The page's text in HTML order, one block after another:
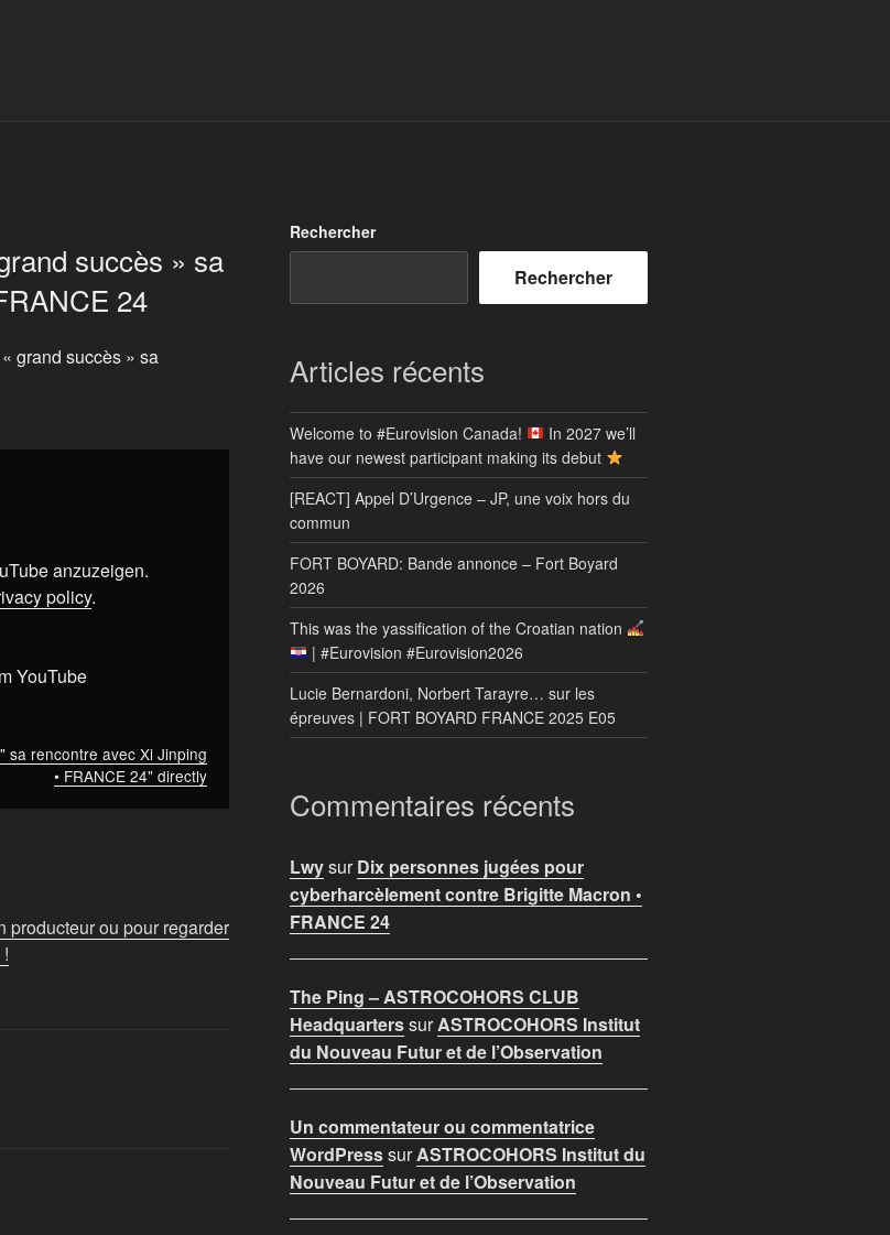
succès » sa
24
grand succès » sa
anzuzeigen.
policy.
YouTube
sa rencontre avec Xi Jinping
• FRANCE 24" directly
producteur ou pour regarder
Rechercher
Rechercher
Articles récents
Welcome to #Eurovision Canada!
In 2027 we’ll
have our newest participant making its debut
[REACT] Appel D’Urgence – JP, une voix hors du
commun
FORT BOYARD: Bande annonce – Fort Boyard
2026
This was the yassification of the Croatian nation
| #Eurovision #Eurovision2026
Lucie Bernardoni, Norbert Tarayre… sur les
épreuves | FORT BOYARD FRANCE 2025 E05
Commentaires récents
LwysurDix personnes jugées pour
cyberharcèlement contre Brigitte Macron •
FRANCE 24
The Ping – ASTROCOHORS CLUB
HeadquarterssurASTROCOHORS Institut
du Nouveau Futur et de l’Observation
Un commentateur ou commentatrice
WordPresssurASTROCOHORS Institut du
Nouveau Futur et de l’Observation